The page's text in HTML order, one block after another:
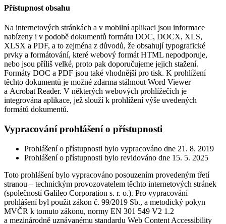
Přístupnost obsahu
Na internetových stránkách a v mobilní aplikaci jsou informace
nabízeny i v podobě dokumentů formátu DOC, DOCX, XLS,
XLSX a PDF, a to zejména z důvodů, že obsahují typografické
prvky a formátování, které webový formát HTML nepodporuje,
nebo jsou příliš velké, proto pak doporučujeme jejich stažení.
Formáty DOC a PDF jsou také vhodnější pro tisk. K prohlížení
těchto dokumentů je možné zdarma stáhnout Word Viewer
a Acrobat Reader. V některých webových prohlížečích je
integrována aplikace, jež slouží k prohlížení výše uvedených
formátů dokumentů.
Vypracování prohlášení o přístupnosti
Prohlášení o přístupnosti bylo vypracováno dne 21. 8. 2019
Prohlášení o přístupnosti bylo revidováno dne 15. 5. 2025
Toto prohlášení bylo vypracováno posouzením provedeným třetí
stranou – technickým provozovatelem těchto internetových stránek
(společností Galileo Corporation s. r. o.). Pro vypracování
prohlášení byl použit zákon č. 99/2019 Sb., a metodický pokyn
MVČR k tomuto zákonu, normy EN 301 549 V2 1.2
a mezinárodně uznávanému standardu Web Content Accessibility